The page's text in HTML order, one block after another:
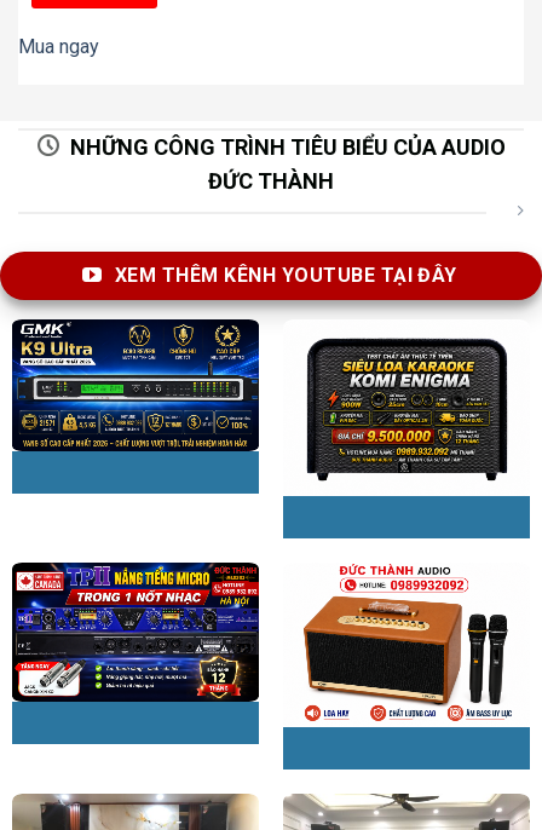
Mua ngay
NHỮNG CÔNG TRÌNH TIÊU BIỂU CỦA AUDIO
ĐỨC THÀNH
XEM THÊM KÊNH YOUTUBE TẠI ĐÂY